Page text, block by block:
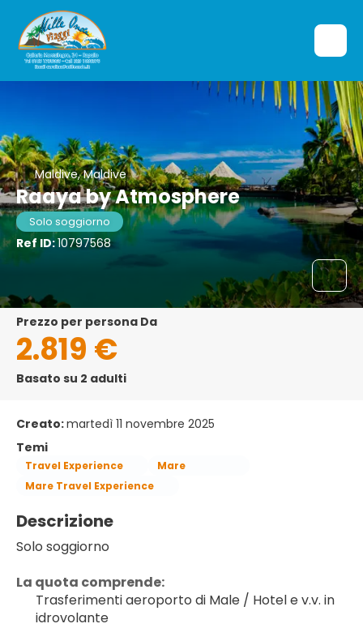
Maldive, Maldive
Raaya by Atmosphere
Solo soggiorno
Ref ID:10797568
Prezzo per persona Da
2.819 €
Basato su 2 adulti
Creato:martedì 11 novembre 2025
Temi
Travel Experience
Mare
Mare Travel Experience
Descrizione
Solo soggiorno
La quota comprende:
Trasferimenti aeroporto di Male / Hotel e v.v. in
idrovolante